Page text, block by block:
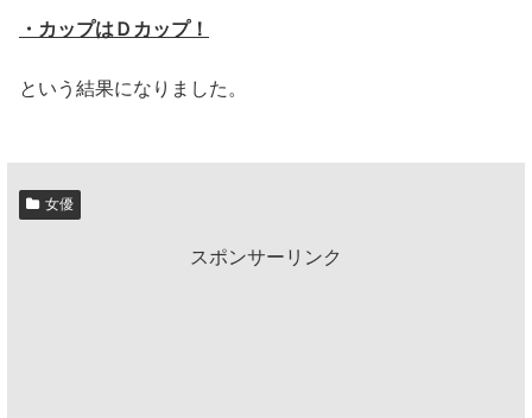
・カップはＤカップ！
という結果になりました。
女優
スポンサーリンク